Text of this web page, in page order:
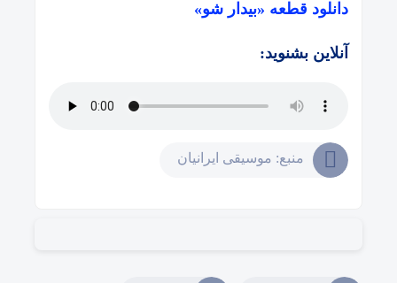
دانلود قطعه «بیدار شو»
آنلاین بشنوید:
منبع: موسیقی ایرانیان